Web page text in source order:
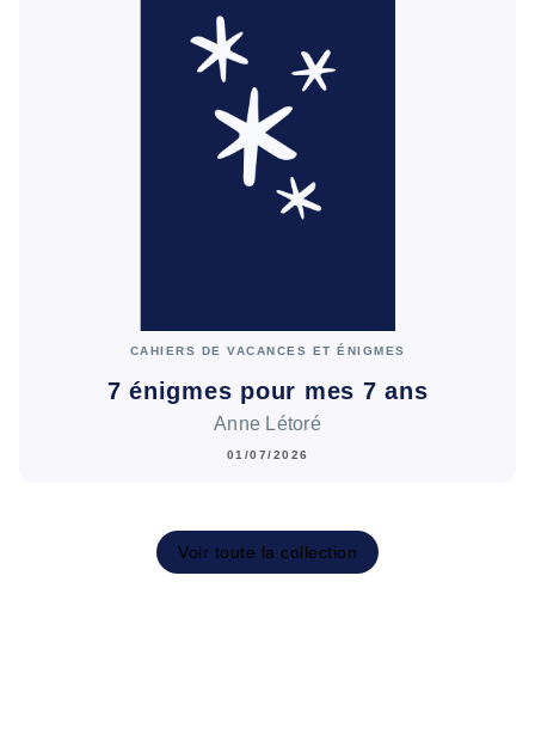
CAHIERS DE VACANCES ET ÉNIGMES
7 énigmes pour mes 7 ans
Anne Létoré
01/07/2026
Voir toute la collection